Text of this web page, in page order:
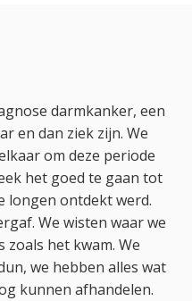
darmkanker, een
en dan ziek zijn. We
om deze periode
het goed te gaan tot
longen ontdekt werd.
We wisten waar we
zoals het kwam. We
we hebben alles wat
kunnen afhandelen.